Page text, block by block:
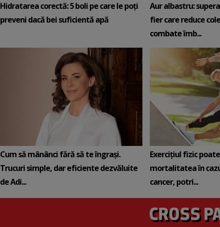
Hidratarea corectă: 5 boli pe care le poți
preveni dacă bei suficientă apă
Aur albastru:
fier care reduce
combate îmb...
Cum să mânânci fără să te îngrași.
Trucuri simple, dar eficiente dezvăluite
de Adi...
Exercițiul fizic
mortalitatea în
cancer, potri...